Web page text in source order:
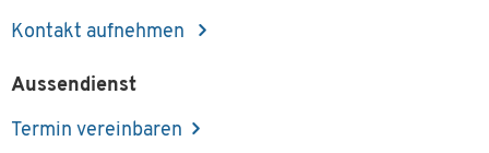
Kontakt aufnehmen
Aussendienst
Termin vereinbaren